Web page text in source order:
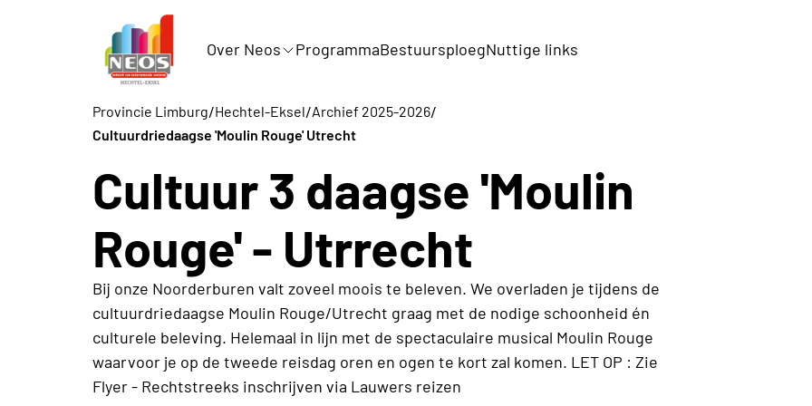
Over Neos ProgrammaBestuursploegNuttige links
Provincie Limburg/Hechtel-Eksel/Archief 2025-2026/
Cultuurdriedaagse 'Moulin Rouge' Utrecht
Cultuur 3 daagse 'Moulin
Rouge' - Utrrecht
Bij onze Noorderburen valt zoveel moois te beleven. We overladen je tijdens de
cultuurdriedaagse Moulin Rouge/Utrecht graag met de nodige schoonheid én
culturele beleving. Helemaal in lijn met de spectaculaire musical Moulin Rouge
waarvoor je op de tweede reisdag oren en ogen te kort zal komen. LET OP : Zie
Flyer - Rechtstreeks inschrijven via Lauwers reizen